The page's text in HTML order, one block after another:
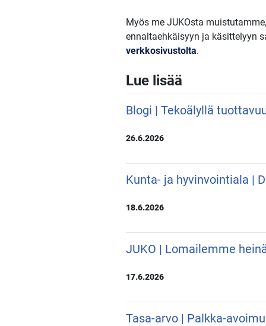
Myös me JUKOsta
ennaltaehkäisyyn ja käsittelyyn
verkkosivustolta.
Lue lisää
Blogi | Tekoälyllä
26.6.2026
Kunta- ja hyvinvointiala |
18.6.2026
JUKO | Lomailemme
17.6.2026
Tasa-arvo | Palkka-